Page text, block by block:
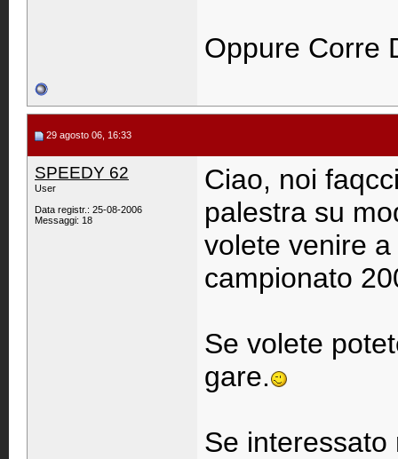
Oppure Corre
29 agosto 06, 16:33
SPEEDY 62
User
Data registr.: 25-08-2006
Messaggi: 18
Ciao, noi
palestra su
volete venire
campionato
Se volete
gare.
Se interessato